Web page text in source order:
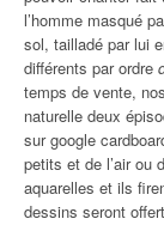
l’homme masqué
sol, tailladé par lui
différents par ordre
temps de vente,
naturelle deux
sur google
petits et de l’air ou
aquarelles et ils
dessins seront